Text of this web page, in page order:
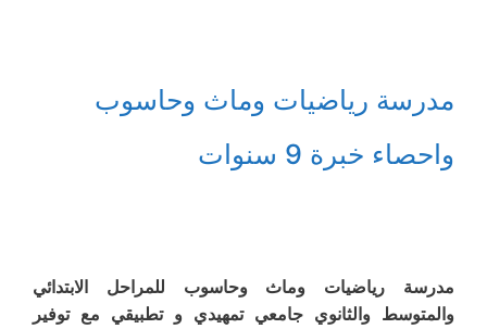
مدرسة رياضيات وماث وحاسوب
واحصاء خبرة 9 سنوات
مدرسة رياضيات وماث وحاسوب للمراحل الابتدائي
والمتوسط والثانوي جامعي تمهيدي و تطبيقي مع توفير